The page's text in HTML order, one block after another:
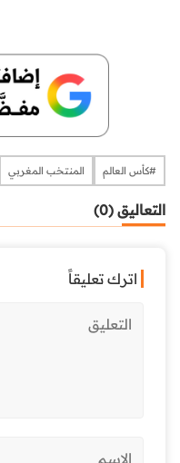
#كأس العالم المنتخب المغربي
التعاليق (0)
اترك تعليقاً